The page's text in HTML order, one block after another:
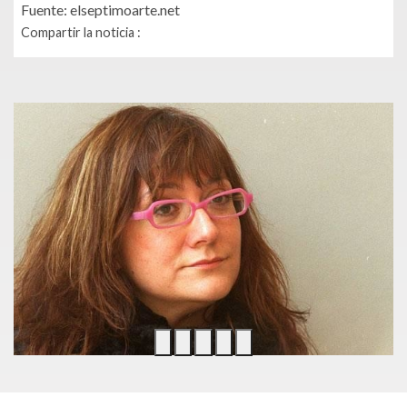
Fuente: elseptimoarte.net
Compartir la noticia :